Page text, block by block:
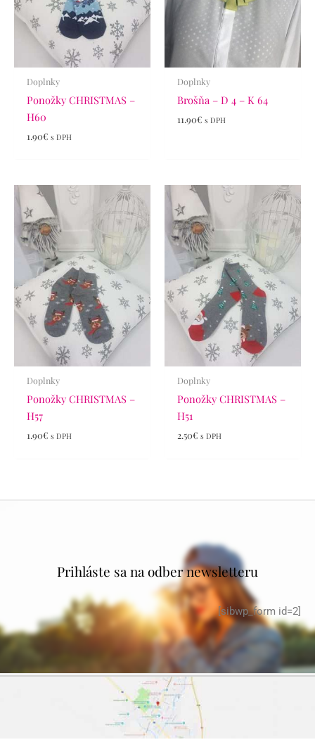
Doplnky
Ponožky CHRISTMAS –
H60
1.90€ s DPH
Doplnky
Brošňa – D 4 – K 64
11.90€ s DPH
Doplnky
Ponožky CHRISTMAS –
H57
1.90€ s DPH
Doplnky
Ponožky CHRISTMAS –
H51
2.50€ s DPH
Prihláste sa na odber newsletteru
[sibwp_form id=2]